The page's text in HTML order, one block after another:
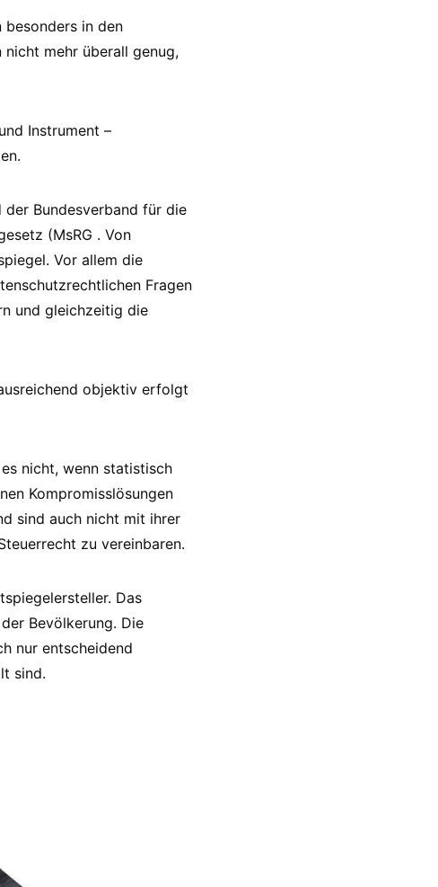
besonders in den
mehr überall genug,
Instrument –
Bundesverband für die
(MsRG . Von
Vor allem die
Fragen
und gleichzeitig die
objektiv erfolgt
nicht, wenn statistisch
Kompromisslösungen
sind auch nicht mit ihrer
zu vereinbaren.
Das
Bevölkerung. Die
nur entscheidend
sind.